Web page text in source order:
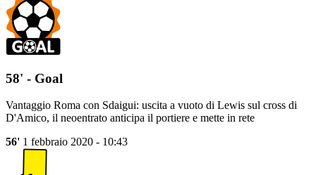
58' - Goal
Vantaggio Roma con Sdaigui: uscita a vuoto di Lewis sul cross di
D'Amico, il neoentrato anticipa il portiere e mette in rete
56' 1 febbraio 2020 - 10:43